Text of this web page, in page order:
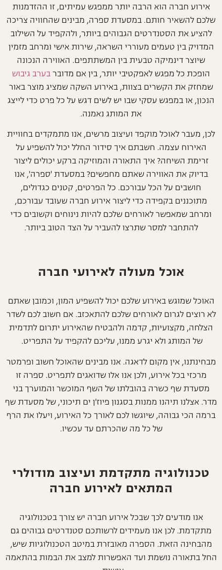
אירוע חברה הוא הרבה יותר ממפגש עמיתים, זו ההזדמנות
שלכם להשאיר חותם. במסעדת ספרה, מבינים שהחוויה צריכה
להציע את הסטנדרטים הגבוהים ביותר, ולהקפיד על השילוב
המדויק בין טעמים מעוררי השראה, שירות אישי ומרחב מזמין
שיוצר דינמיקה טבעית בין המשתתפים. האווירה הנכונה
הופכת כל מפגש לאפקטיבי יותר, בין אם מדוברבערב גיבוש
שמחזק את הקשרים בצוות, באירוע השקה שמציג מוצר באור
הנכון, או במפגש עסקי שבו יש לשים דגש על כל פרט כדי לייצג
את המותג נאמנה.
לכן, מעבר לאוכל מוקפד ועיצוב מרשים, אנו מתמקדים בחוויית
האירוח עצמה. חשבתם איך סידור החלל יכול להשפיע על
זרימת השיחה? איך התאורה והמוזיקה ברקע יכולים ליצור
בדיוק את האווירה שאתם מחפשים? במסעדת 'ספרה', אנו
חושבים על הכל עבורכם. כל הפרטים, קטנים כגדולים,
מתוכננים בקפידה כדי ליצור אירוע חברה שעובד עבורכם,
ומרחב שמאפשר לאורחים שלכם להיות נינוחים וקשובים כדי
להתחבר למסר שתרצו להעביר על הצד הטוב ביותר.
אוכל מעולה לאירועי חברה
האוכל שמוגש באירוע שלכם יכול להשפיע המון, וכמובן שאתם
לא רוצים לגרום לאורחים שלכם להתאכזב. אם חשוב לכם לשדר
הצלחה, מקצועיות, קדמה ולהבטיח שהאירוע יתרום לתדמית
של המותג ולא יגרע ממנו, עליכם להקפיד על התפריט.
מבחינתנו, אין מקום לדאגה. אנו מבינים שהאוכל חשוב ופרמטר
מרכזי בכל אירוע, ולכן אנו אלו שדואגים לתפריט. ספרה זו
מסעדת שף כשרה בהובלתו של השף המוכשר והמוערך בני
מדר. אצלנו תיהנו ממנות בסגנון פיוז'ן ים תיכוני, של מסעדת שף
ברמה הכי גבוהה, שיוגשו לכם לאורך כל האירוע, ויעלו את הרף
של כל מה שהכרתם עד עכשיו.
טכנולוגיה מתקדמת ועיצוב מודולרי
המתאים לאירוע חברה
אנו מודעים לכך שבכל אירוע חברה יש צורך בטכנולוגיה
מתקדמת. לכן אנו מעמידים לרשותכם סטנדרטים גבוהים גם
מהבחינה הזאת. הספרה מאובזרת במיטב הטכנולוגיות שיש,
החל בתאורה נושמת ועד האפשרות למצב את הבמות בהתאמה